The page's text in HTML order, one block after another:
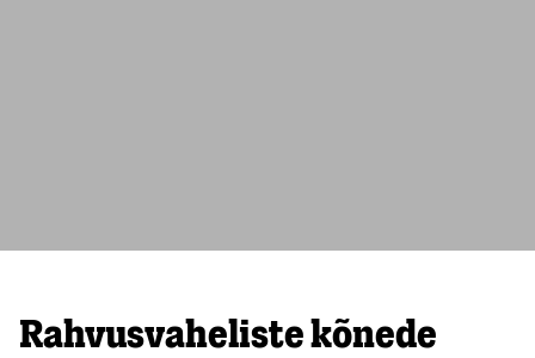
Rahvusvaheliste kõnede